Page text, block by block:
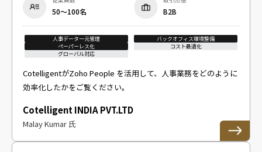
50～100名 B2B
人事データ一元管理
バックオフィス環境整備
ペーパーレス化
コスト最適化
グローバル対応
CotelligentがZoho People を活用して、人事業務をどのように
効率化したかをご覧ください。
Cotelligent INDIA PVT.LTD
Malay Kumar 氏